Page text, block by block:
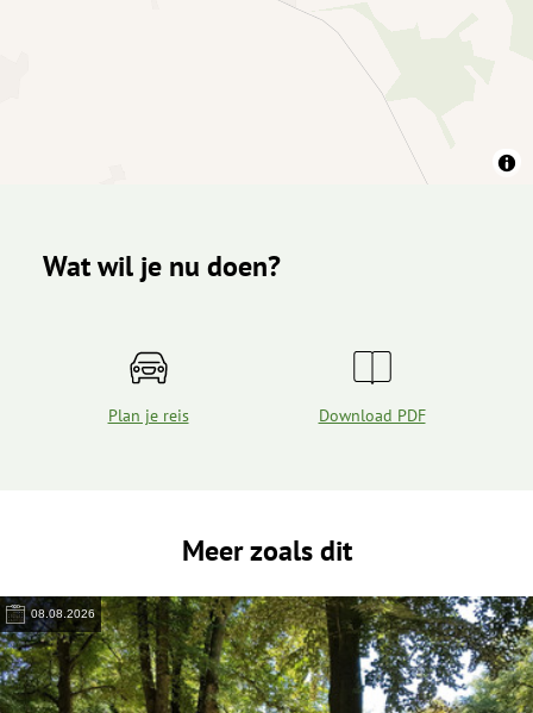
Wat wil je nu doen?
Plan je reis Download PDF
Meer zoals dit
08.08.2026